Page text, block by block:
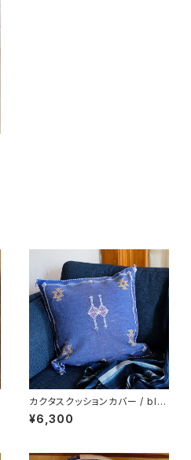
カクタスクッションカバー / blu
e /m8/ MOROCCO モロッコ
¥6,300